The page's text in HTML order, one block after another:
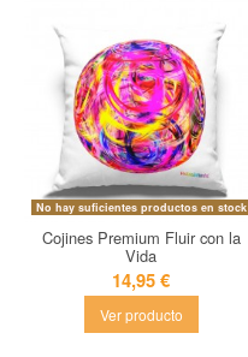
No hay suficientes productos en stock
Cojines Premium Fluir con la
Vida
14,95 €
Ver producto